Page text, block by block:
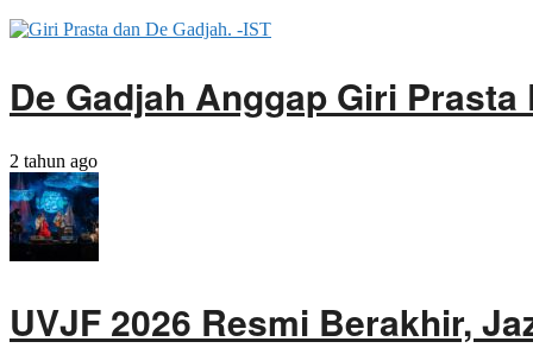
De Gadjah Anggap Giri
2 tahun ago
UVJF 2026 Resmi Berakhir,